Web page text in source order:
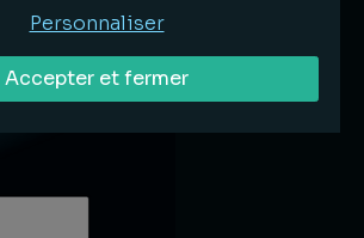
11.06.2026
Personnaliser
Accepter et fermer